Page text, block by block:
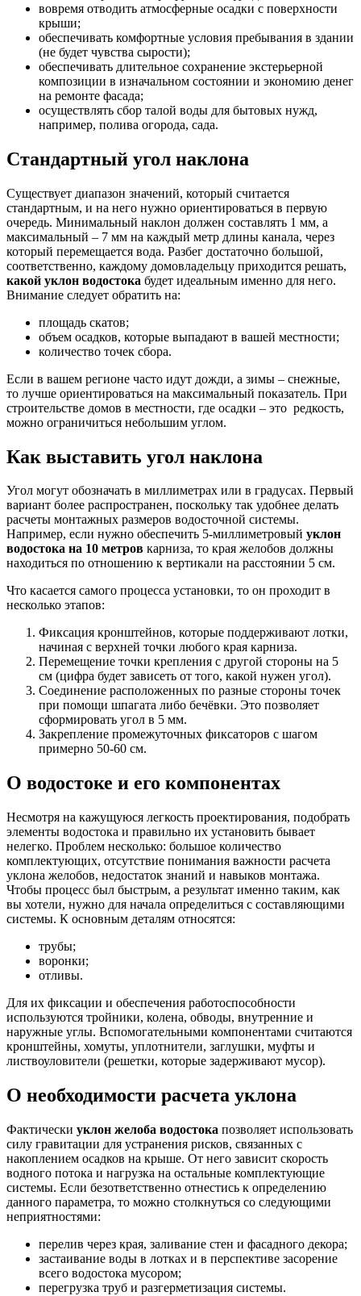
вовремя отводить атмосферные осадки с поверхности
крыши;
обеспечивать комфортные условия пребывания в здании
(не будет чувства сырости);
обеспечивать длительное сохранение экстерьерной
композиции в изначальном состоянии и экономию денег
на ремонте фасада;
осуществлять сбор талой воды для бытовых нужд,
например, полива огорода, сада.
Стандартный угол наклона
Существует диапазон значений, который считается
стандартным, и на него нужно ориентироваться в первую
очередь. Минимальный наклон должен составлять 1 мм, а
максимальный – 7 мм на каждый метр длины канала, через
который перемещается вода. Разбег достаточно большой,
соответственно, каждому домовладельцу приходится решать,
какой уклон водостока будет идеальным именно для него.
Внимание следует обратить на:
площадь скатов;
объем осадков, которые выпадают в вашей местности;
количество точек сбора.
Если в вашем регионе часто идут дожди, а зимы – снежные,
то лучше ориентироваться на максимальный показатель. При
строительстве домов в местности, где осадки – это редкость,
можно ограничиться небольшим углом.
Как выставить угол наклона
Угол могут обозначать в миллиметрах или в градусах. Первый
вариант более распространен, поскольку так удобнее делать
расчеты монтажных размеров водосточной системы.
Например, если нужно обеспечить 5-миллиметровый уклон
водостока на 10 метров карниза, то края желобов должны
находиться по отношению к вертикали на расстоянии 5 см.
Что касается самого процесса установки, то он проходит в
несколько этапов:
Фиксация кронштейнов, которые поддерживают лотки,
начиная с верхней точки любого края карниза.
Перемещение точки крепления с другой стороны на 5
см (цифра будет зависеть от того, какой нужен угол).
Соединение расположенных по разные стороны точек
при помощи шпагата либо бечёвки. Это позволяет
сформировать угол в 5 мм.
Закрепление промежуточных фиксаторов с шагом
примерно 50-60 см.
О водостоке и его компонентах
Несмотря на кажущуюся легкость проектирования, подобрать
элементы водостока и правильно их установить бывает
нелегко. Проблем несколько: большое количество
комплектующих, отсутствие понимания важности расчета
уклона желобов, недостаток знаний и навыков монтажа.
Чтобы процесс был быстрым, а результат именно таким, как
вы хотели, нужно для начала определиться с составляющими
системы. К основным деталям относятся:
трубы;
воронки;
отливы.
Для их фиксации и обеспечения работоспособности
используются тройники, колена, обводы, внутренние и
наружные углы. Вспомогательными компонентами считаются
кронштейны, хомуты, уплотнители, заглушки, муфты и
листвоуловители (решетки, которые задерживают мусор).
О необходимости расчета уклона
Фактически уклон желоба водостока позволяет использовать
силу гравитации для устранения рисков, связанных с
накоплением осадков на крыше. От него зависит скорость
водного потока и нагрузка на остальные комплектующие
системы. Если безответственно отнестись к определению
данного параметра, то можно столкнуться со следующими
неприятностями:
перелив через края, заливание стен и фасадного декора;
застаивание воды в лотках и в перспективе засорение
всего водостока мусором;
перегрузка труб и разгерметизация системы.